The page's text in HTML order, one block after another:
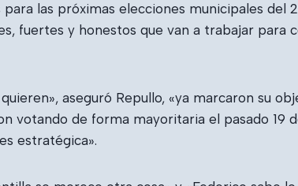
las próximas elecciones municipales del
fuertes y honestos que van a trabajar para
aseguró Repullo, «ya marcaron su
votando de forma mayoritaria el pasado 19
estratégica».